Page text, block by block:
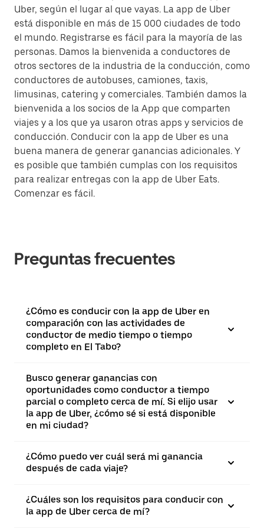
Uber, según el lugar al que vayas. La app de Uber
está disponible en más de 15 000 ciudades de todo
el mundo. Registrarse es fácil para la mayoría de las
personas. Damos la bienvenida a conductores de
otros sectores de la industria de la conducción, como
conductores de autobuses, camiones, taxis,
limusinas, catering y comerciales. También damos la
bienvenida a los socios de la App que comparten
viajes y a los que ya usaron otras apps y servicios de
conducción. Conducir con la app de Uber es una
buena manera de generar ganancias adicionales. Y
es posible que también cumplas con los requisitos
para realizar entregas con la app de Uber Eats.
Comenzar es fácil.
Preguntas frecuentes
¿Cómo es conducir con la app de Uber en
comparación con las actividades de
conductor de medio tiempo o tiempo
completo en El Tabo?
Busco generar ganancias con
oportunidades como conductor a tiempo
parcial o completo cerca de mí. Si elijo usar
la app de Uber, ¿cómo sé si está disponible
en mi ciudad?
¿Cómo puedo ver cuál será mi ganancia
después de cada viaje?
¿Cuáles son los requisitos para conducir con
la app de Uber cerca de mí?